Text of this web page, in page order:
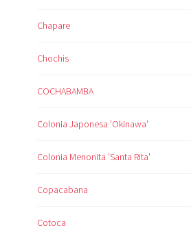
Chapare
Chochis
COCHABAMBA
Colonia Japonesa 'Okinawa'
Colonia Menonita 'Santa Rita'
Copacabana
Cotoca